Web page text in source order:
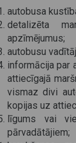
autobusa
detalizēta
apzīmējumus;
autobusu
informācija par
attiecīgajā
vismaz divi
kopijas uz
līgums vai
pārvadātājiem;